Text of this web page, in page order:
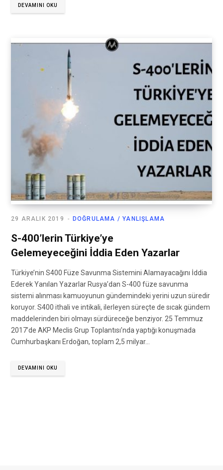
DEVAMINI OKU
DOĞRULAMA / YANLIŞLAMA
29 ARALIK 2019
S-400’lerin Türkiye’ye
Gelemeyeceğini İddia Eden Yazarlar
Türkiye’nin S400 Füze Savunma Sistemini Alamayacağını İddia
Ederek Yanılan Yazarlar Rusya’dan S-400 füze savunma
sistemi alınması kamuoyunun gündemindeki yerini uzun süredir
koruyor. S400 ithali ve intikali, ilerleyen süreçte de sıcak gündem
maddelerinden biri olmayı sürdüreceğe benziyor. 25 Temmuz
2017’de AKP Meclis Grup Toplantısı’nda yaptığı konuşmada
Cumhurbaşkanı Erdoğan, toplam 2,5 milyar…
DEVAMINI OKU